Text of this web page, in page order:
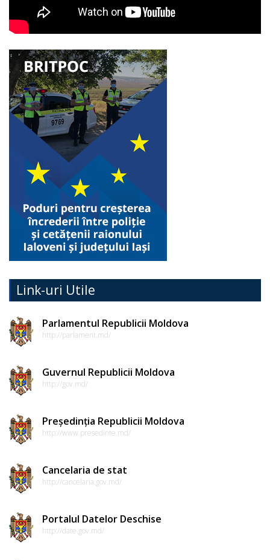
Link-uri Utile
Parlamentul Republicii Moldova
http://parlament.md/
Guvernul Republicii Moldova
http://gov.md/
Președinția Republicii Moldova
http://www.presedinte.md/
Cancelaria de stat
http://cancelaria.gov.md/
Portalul Datelor Deschise
http://date.gov.md/